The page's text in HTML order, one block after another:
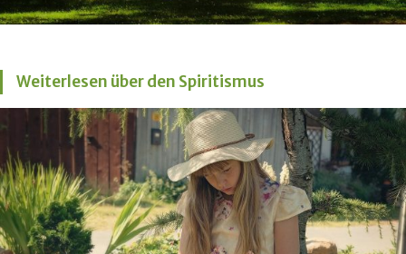
Weiterlesen über den Spiritismus